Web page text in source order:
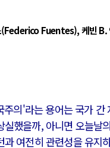
(Federico Fuentes), 케빈 B.
의'라는 용어는 국가 간
실했을까, 아니면 오늘날
과 여전히 관련성을 유지